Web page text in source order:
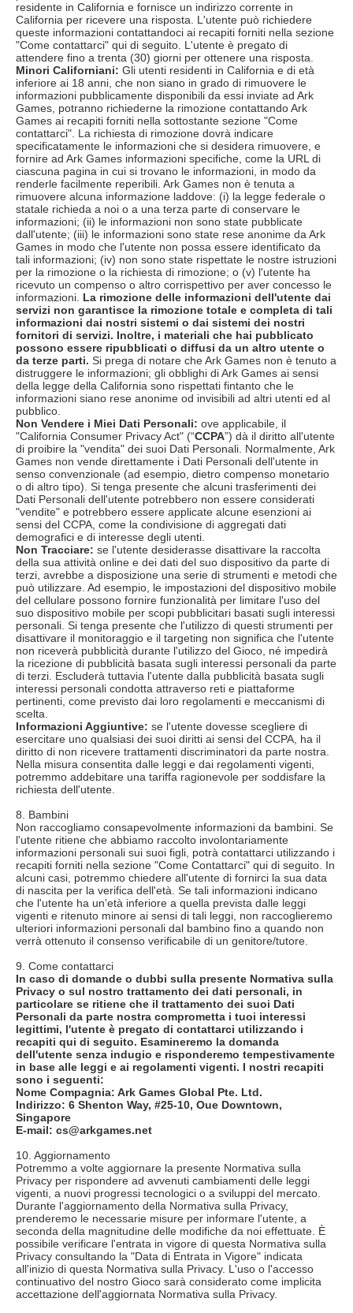
residente in California e fornisce un indirizzo corrente in
California per ricevere una risposta. L'utente può richiedere
queste informazioni contattandoci ai recapiti forniti nella sezione
"Come contattarci" qui di seguito. L'utente è pregato di
attendere fino a trenta (30) giorni per ottenere una risposta.
Minori Californiani: Gli utenti residenti in California e di età
inferiore ai 18 anni, che non siano in grado di rimuovere le
informazioni pubblicamente disponibili da essi inviate ad Ark
Games, potranno richiederne la rimozione contattando Ark
Games ai recapiti forniti nella sottostante sezione "Come
contattarci". La richiesta di rimozione dovrà indicare
specificatamente le informazioni che si desidera rimuovere, e
fornire ad Ark Games informazioni specifiche, come la URL di
ciascuna pagina in cui si trovano le informazioni, in modo da
renderle facilmente reperibili. Ark Games non è tenuta a
rimuovere alcuna informazione laddove: (i) la legge federale o
statale richieda a noi o a una terza parte di conservare le
informazioni; (ii) le informazioni non sono state pubblicate
dall'utente; (iii) le informazioni sono state rese anonime da Ark
Games in modo che l'utente non possa essere identificato da
tali informazioni; (iv) non sono state rispettate le nostre istruzioni
per la rimozione o la richiesta di rimozione; o (v) l'utente ha
ricevuto un compenso o altro corrispettivo per aver concesso le
informazioni. La rimozione delle informazioni dell'utente dai
servizi non garantisce la rimozione totale e completa di tali
informazioni dai nostri sistemi o dai sistemi dei nostri
fornitori di servizi. Inoltre, i materiali che hai pubblicato
possono essere ripubblicati o diffusi da un altro utente o
da terze parti. Si prega di notare che Ark Games non è tenuto a
distruggere le informazioni; gli obblighi di Ark Games ai sensi
della legge della California sono rispettati fintanto che le
informazioni siano rese anonime od invisibili ad altri utenti ed al
pubblico.
Non Vendere i Miei Dati Personali: ove applicabile, il
"California Consumer Privacy Act" (“CCPA”) dà il diritto all'utente
di proibire la "vendita" dei suoi Dati Personali. Normalmente, Ark
Games non vende direttamente i Dati Personali dell'utente in
senso convenzionale (ad esempio, dietro compenso monetario
o di altro tipo). Si tenga presente che alcuni trasferimenti dei
Dati Personali dell'utente potrebbero non essere considerati
"vendite" e potrebbero essere applicate alcune esenzioni ai
sensi del CCPA, come la condivisione di aggregati dati
demografici e di interesse degli utenti.
Non Tracciare: se l'utente desiderasse disattivare la raccolta
della sua attività online e dei dati del suo dispositivo da parte di
terzi, avrebbe a disposizione una serie di strumenti e metodi che
può utilizzare. Ad esempio, le impostazioni del dispositivo mobile
del cellulare possono fornire funzionalità per limitare l'uso del
suo dispositivo mobile per scopi pubblicitari basati sugli interessi
personali. Si tenga presente che l'utilizzo di questi strumenti per
disattivare il monitoraggio e il targeting non significa che l'utente
non riceverà pubblicità durante l'utilizzo del Gioco, né impedirà
la ricezione di pubblicità basata sugli interessi personali da parte
di terzi. Escluderà tuttavia l'utente dalla pubblicità basata sugli
interessi personali condotta attraverso reti e piattaforme
pertinenti, come previsto dai loro regolamenti e meccanismi di
scelta.
Informazioni Aggiuntive: se l'utente dovesse scegliere di
esercitare uno qualsiasi dei suoi diritti ai sensi del CCPA, ha il
diritto di non ricevere trattamenti discriminatori da parte nostra.
Nella misura consentita dalle leggi e dai regolamenti vigenti,
potremmo addebitare una tariffa ragionevole per soddisfare la
richiesta dell'utente.
8. Bambini
Non raccogliamo consapevolmente informazioni da bambini. Se
l'utente ritiene che abbiamo raccolto involontariamente
informazioni personali sui suoi figli, potrà contattarci utilizzando i
recapiti forniti nella sezione "Come Contattarci" qui di seguito. In
alcuni casi, potremmo chiedere all'utente di fornirci la sua data
di nascita per la verifica dell'età. Se tali informazioni indicano
che l'utente ha un'età inferiore a quella prevista dalle leggi
vigenti e ritenuto minore ai sensi di tali leggi, non raccoglieremo
ulteriori informazioni personali dal bambino fino a quando non
verrà ottenuto il consenso verificabile di un genitore/tutore.
9. Come contattarci
In caso di domande o dubbi sulla presente Normativa sulla
Privacy o sul nostro trattamento dei dati personali, in
particolare se ritiene che il trattamento dei suoi Dati
Personali da parte nostra comprometta i tuoi interessi
legittimi, l'utente è pregato di contattarci utilizzando i
recapiti qui di seguito. Esamineremo la domanda
dell'utente senza indugio e risponderemo tempestivamente
in base alle leggi e ai regolamenti vigenti. I nostri recapiti
sono i seguenti:
Nome Compagnia: Ark Games Global Pte. Ltd.
Indirizzo: 6 Shenton Way, #25-10, Oue Downtown,
Singapore
E-mail: cs@arkgames.net
10. Aggiornamento
Potremmo a volte aggiornare la presente Normativa sulla
Privacy per rispondere ad avvenuti cambiamenti delle leggi
vigenti, a nuovi progressi tecnologici o a sviluppi del mercato.
Durante l'aggiornamento della Normativa sulla Privacy,
prenderemo le necessarie misure per informare l'utente, a
seconda della magnitudine delle modifiche da noi effettuate. È
possibile verificare l'entrata in vigore di questa Normativa sulla
Privacy consultando la "Data di Entrata in Vigore" indicata
all'inizio di questa Normativa sulla Privacy. L'uso o l'accesso
continuativo del nostro Gioco sarà considerato come implicita
accettazione dell'aggiornata Normativa sulla Privacy.